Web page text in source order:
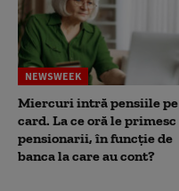
NEWSWEEK
Miercuri intră pensiile pe
card. La ce oră le primesc
pensionarii, în funcție de
banca la care au cont?